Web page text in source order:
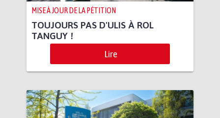
MISE À JOUR DE LA PÉTITION
TOUJOURS PAS D'ULIS À ROL
TANGUY !
Lire